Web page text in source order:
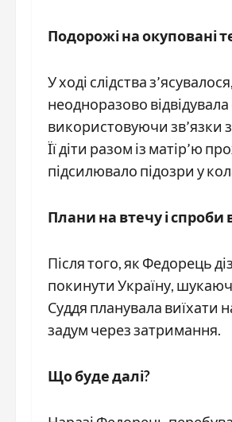
Подорожі на окуповані
У ході слідства
неодноразово
використовуючи зв’язки
Її діти разом із матір’ю
підсилювало підозри у
Плани на втечу і спроби
Після того, як Федорець
покинути Україну,
Суддя планувала виїхати
задум через затримання.
Що буде далі?